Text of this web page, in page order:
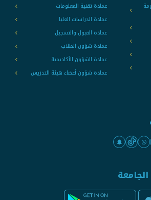
عمادة تقنية المعلومات
عمادة الدراسات العليا
عمادة القبول والتسجيل
عمادة شؤون الطلاب
عمادة الشؤون الأكاديمية
عمادة شؤون أعضاء هيئة التدريس